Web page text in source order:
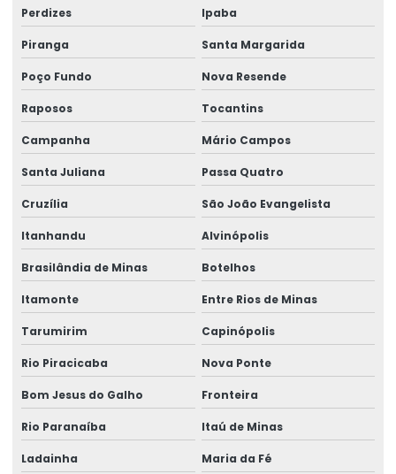
Perdizes Ipaba
Piranga Santa Margarida
Poço Fundo Nova Resende
Raposos Tocantins
Campanha Mário Campos
Santa Juliana Passa Quatro
Cruzília São João Evangelista
Itanhandu Alvinópolis
Brasilândia de Minas Botelhos
Itamonte Entre Rios de Minas
Tarumirim Capinópolis
Rio Piracicaba Nova Ponte
Bom Jesus do Galho Fronteira
Rio Paranaíba Itaú de Minas
Ladainha Maria da Fé